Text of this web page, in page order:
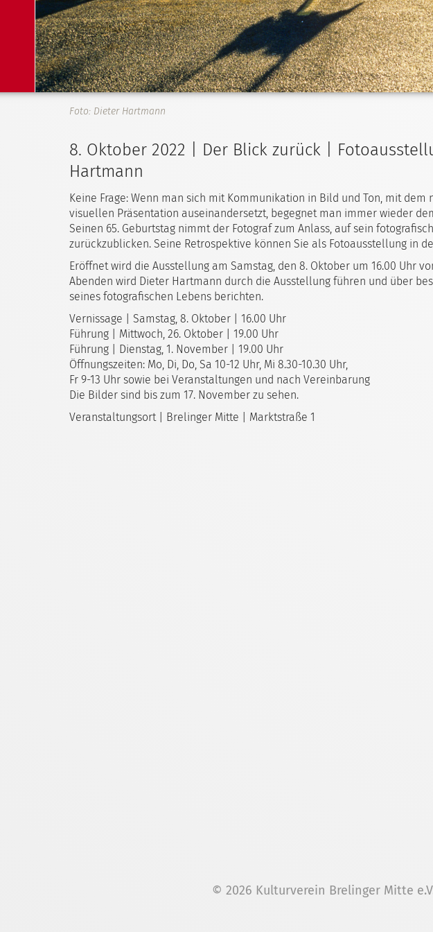
Foto: Dieter Hartmann
8. Oktober 2022 | Der Blick zurück |
Hartmann
Keine Frage: Wenn man sich mit Kommunikation in Bild und Ton, mit
visuellen Präsentation auseinandersetzt, begegnet man immer wieder
Seinen 65. Geburtstag nimmt der Fotograf zum Anlass, auf sein
zurückzublicken. Seine Retrospektive können Sie als Fotoausstellung in
Eröffnet wird die Ausstellung am Samstag, den 8. Oktober um 16.00 Uhr
Abenden wird Dieter Hartmann durch die Ausstellung führen und über
seines fotografischen Lebens berichten.
Vernissage | Samstag, 8. Oktober | 16.00 Uhr
Führung | Mittwoch, 26. Oktober | 19.00 Uhr
Führung | Dienstag, 1. November | 19.00 Uhr
Öffnungszeiten: Mo, Di, Do, Sa 10-12 Uhr, Mi 8.30-10.30 Uhr,
Fr 9-13 Uhr sowie bei Veranstaltungen und nach Vereinbarung
Die Bilder sind bis zum 17. November zu sehen.
Veranstaltungsort | Brelinger Mitte | Marktstraße 1
© 2026 Kulturverein Brelinger Mitte